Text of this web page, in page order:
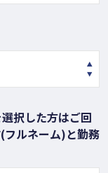
択した方はご回
フルネーム)と勤務